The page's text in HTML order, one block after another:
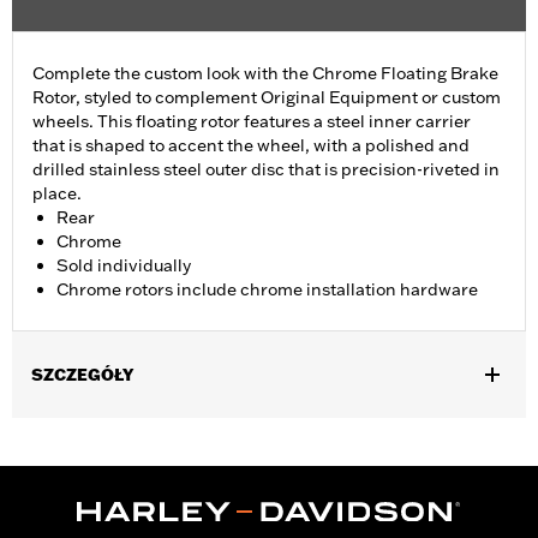
Complete the custom look with the Chrome Floating Brake
Rotor, styled to complement Original Equipment or custom
wheels. This floating rotor features a steel inner carrier
that is shaped to accent the wheel, with a polished and
drilled stainless steel outer disc that is precision-riveted in
place.
Rear
Chrome
Sold individually
Chrome rotors include chrome installation hardware
SZCZEGÓŁY
installing on FXSTD Original Equipment 17" wheels.
Installation Instructions